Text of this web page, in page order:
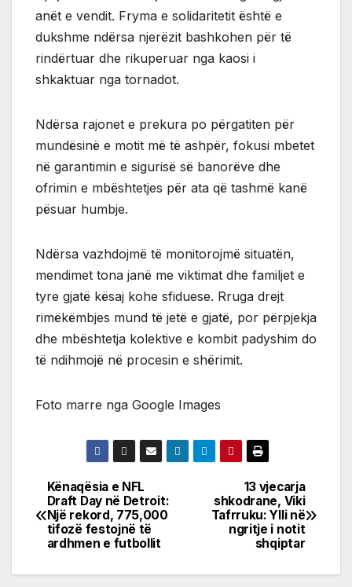
anët e vendit. Fryma e solidaritetit është e
dukshme ndërsa njerëzit bashkohen për të
rindërtuar dhe rikuperuar nga kaosi i
shkaktuar nga tornadot.
Ndërsa rajonet e prekura po përgatiten për
mundësinë e motit më të ashpër, fokusi mbetet
në garantimin e sigurisë së banorëve dhe
ofrimin e mbështetjes për ata që tashmë kanë
pësuar humbje.
Ndërsa vazhdojmë të monitorojmë situatën,
mendimet tona janë me viktimat dhe familjet e
tyre gjatë kësaj kohe sfiduese. Rruga drejt
rimëkëmbjes mund të jetë e gjatë, por përpjekja
dhe mbështetja kolektive e kombit padyshim do
të ndihmojë në procesin e shërimit.
Foto marre nga Google Images
Post
navigation
13 vjecarja
shkodrane, Viki
Tafrruku: Ylli në
ngritje i notit
shqiptar
Kënaqësia e NFL
Draft Day në Detroit:
Një rekord, 775,000
tifozë festojnë të
ardhmen e futbollit